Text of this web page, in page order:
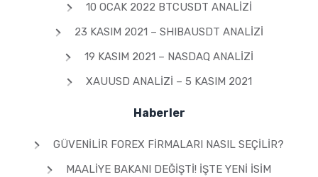
10 OCAK 2022 BTCUSDT ANALIZI
23 KASIM 2021 – SHIBAUSDT ANALIZI
19 KASIM 2021 – NASDAQ ANALIZI
XAUUSD ANALIZI – 5 KASIM 2021
Haberler
GÜVENILIR FOREX FIRMALARI NASIL SEÇILIR?
MAALIYE BAKANI DEĞIŞTI! İŞTE YENI İSIM